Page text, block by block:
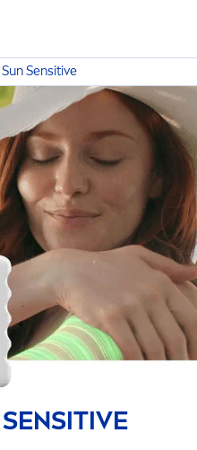
SunSensitive
SENSITIVE